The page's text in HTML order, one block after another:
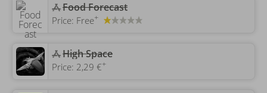
‎Food Forecast
Price: Free+
High Space
Price: 2,29 €+